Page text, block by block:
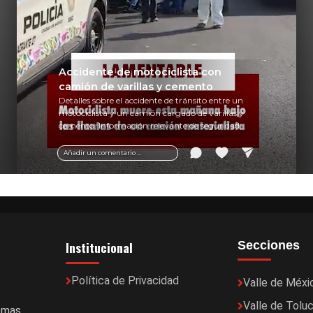
Añadir un comentario ...
Accidente de motociclista con
camión de varillas y cemento
Detalles sobre el accidente de tránsito entre un
motociclista y un camión cargado de varillas y
cemento. Información relevante de seguridad
vial y recomendaciones para motociclistas.
Institucional
Política de Privacidad
Secciones
Valle de
Valle de